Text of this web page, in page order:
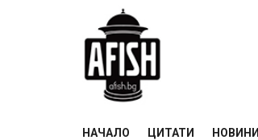
НАЧАЛО ЦИТАТИ НОВИНИ